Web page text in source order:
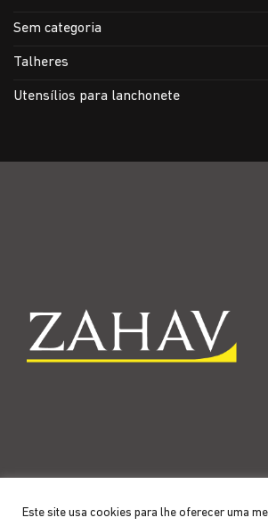
Este site usa cookies para lhe oferecer uma
Sem categoria
Talheres
Utensílios para lanchonete
Copyright 2026 ©Zahav- Todos os direitos